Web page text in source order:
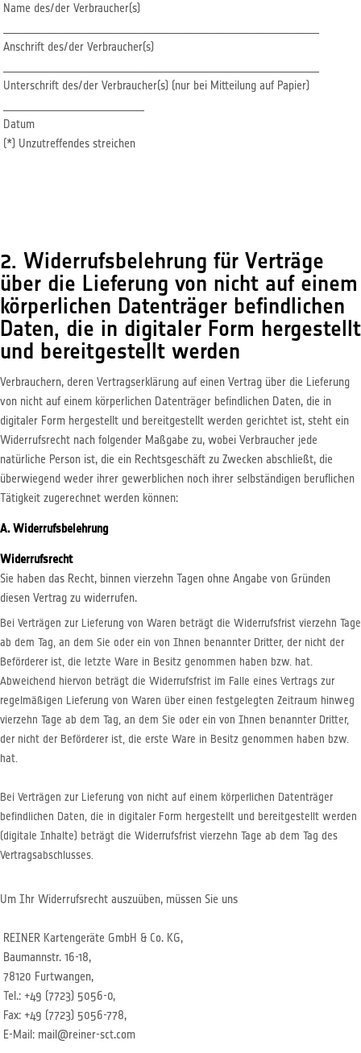
Name des/der Verbraucher(s)
Anschrift des/der Verbraucher(s)
Unterschrift des/der Verbraucher(s) (nur bei Mitteilung auf Papier)
Datum
(*) Unzutreffendes streichen
2. Widerrufsbelehrung für Verträge
über die Lieferung von nicht auf einem
körperlichen Datenträger befindlichen
Daten, die in digitaler Form hergestellt
und bereitgestellt werden
Verbrauchern, deren Vertragserklärung auf einen Vertrag über die Lieferung
von nicht auf einem körperlichen Datenträger befindlichen Daten, die in
digitaler Form hergestellt und bereitgestellt werden gerichtet ist, steht ein
Widerrufsrecht nach folgender Maßgabe zu, wobei Verbraucher jede
natürliche Person ist, die ein Rechtsgeschäft zu Zwecken abschließt, die
überwiegend weder ihrer gewerblichen noch ihrer selbständigen beruflichen
Tätigkeit zugerechnet werden können:
A. Widerrufsbelehrung
Widerrufsrecht
Sie haben das Recht, binnen vierzehn Tagen ohne Angabe von Gründen
diesen Vertrag zu widerrufen.
Bei Verträgen zur Lieferung von Waren beträgt die Widerrufsfrist vierzehn Tage
ab dem Tag, an dem Sie oder ein von Ihnen benannter Dritter, der nicht der
Beförderer ist, die letzte Ware in Besitz genommen haben bzw. hat.
Abweichend hiervon beträgt die Widerrufsfrist im Falle eines Vertrags zur
regelmäßigen Lieferung von Waren über einen festgelegten Zeitraum hinweg
vierzehn Tage ab dem Tag, an dem Sie oder ein von Ihnen benannter Dritter,
der nicht der Beförderer ist, die erste Ware in Besitz genommen haben bzw.
hat.
Bei Verträgen zur Lieferung von nicht auf einem körperlichen Datenträger
befindlichen Daten, die in digitaler Form hergestellt und bereitgestellt werden
(digitale Inhalte) beträgt die Widerrufsfrist vierzehn Tage ab dem Tag des
Vertragsabschlusses.
Um Ihr Widerrufsrecht auszuüben, müssen Sie uns
REINER Kartengeräte GmbH & Co. KG,
Baumannstr. 16-18,
78120 Furtwangen,
Tel.: +49 (7723) 5056-0,
Fax: +49 (7723) 5056-778,
E-Mail: mail@reiner-sct.com